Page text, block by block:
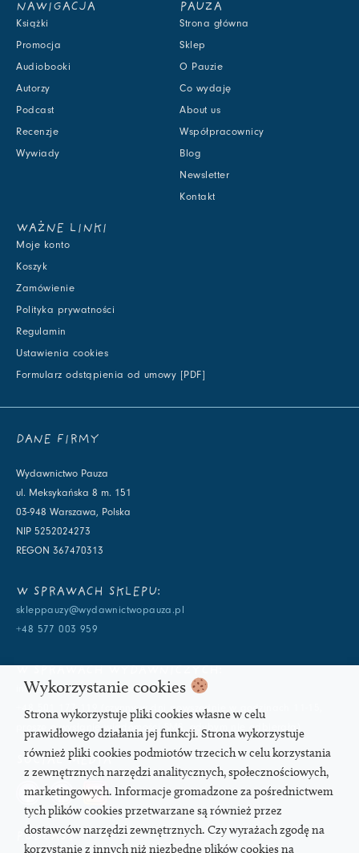
NAWIGACJA
Książki
Promocja
Audiobooki
Autorzy
Podcast
Recenzje
Wywiady
PAUZA
Strona główna
Sklep
O Pauzie
Co wydaję
About us
Współpracownicy
Blog
Newsletter
Kontakt
WAŻNE LINKI
Moje konto
Koszyk
Zamówienie
Polityka prywatności
Regulamin
Ustawienia cookies
Formularz odstąpienia od umowy [PDF]
DANE FIRMY
Wydawnictwo Pauza
ul. Meksykańska 8 m. 151
03-948 Warszawa, Polska
NIP 5252024273
REGON 367470313
W SPRAWACH SKLEPU:
skleppauzy@wydawnictwopauza.pl
+48 577 003 959
info@wydawnictwopauza.pl
+48 501 177 119 (czynny w dni powszednie w godzinach 11-15,
proszę o wysłanie wiadomości SMS, gdybym nie odbierała)
SOCIAL MEDIA
PODCAST
Wykorzystanie cookies
Strona wykorzystuje pliki cookies własne w celu
prawidłowego działania jej funkcji. Strona wykorzystuje
również pliki cookies podmiotów trzecich w celu korzystania
z zewnętrznych narzędzi analitycznych, społecznościowych,
marketingowych. Informacje gromadzone za pośrednictwem
tych plików cookies przetwarzane są również przez
dostawców narzędzi zewnętrznych. Czy wyrażach zgodę na
korzystanie z innych niż niezbędne plików cookies na